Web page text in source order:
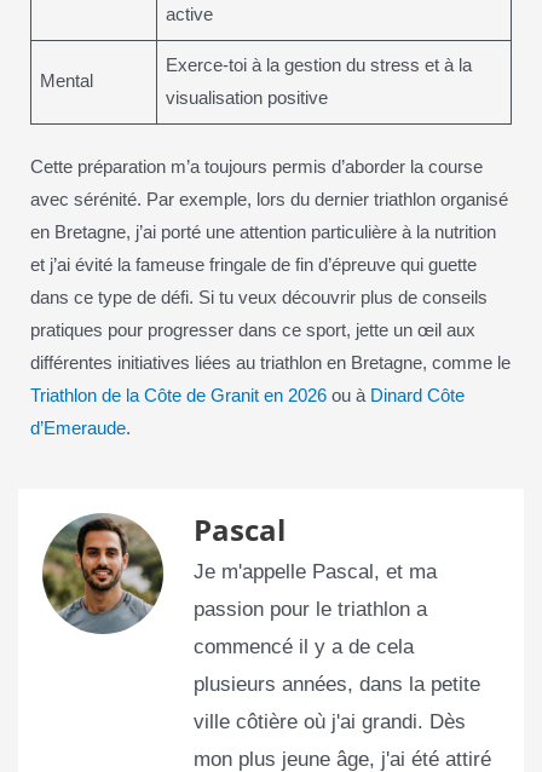
active
Mental
Exerce-toi à la gestion du stress et à la
visualisation positive
Cette préparation m’a toujours permis d’aborder la course
avec sérénité. Par exemple, lors du dernier triathlon organisé
en Bretagne, j’ai porté une attention particulière à la nutrition
et j’ai évité la fameuse fringale de fin d’épreuve qui guette
dans ce type de défi. Si tu veux découvrir plus de conseils
pratiques pour progresser dans ce sport, jette un œil aux
différentes initiatives liées au triathlon en Bretagne, comme le
Triathlon de la Côte de Granit en 2026ou à Dinard Côte
d’Emeraude.
Pascal
Je m'appelle Pascal, et ma
passion pour le triathlon a
commencé il y a de cela
plusieurs années, dans la petite
ville côtière où j'ai grandi. Dès
mon plus jeune âge, j'ai été attiré